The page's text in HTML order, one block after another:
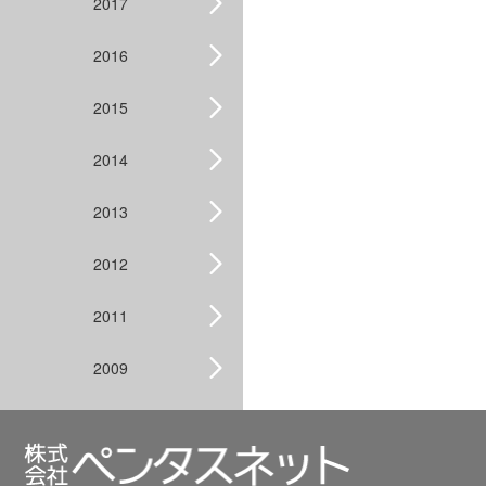
2016
2015
2014
2013
2012
2011
2009